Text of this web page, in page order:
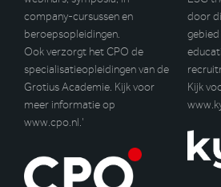
company-cursussen en
beroepsopleidingen.
Ook verzorgt het CPO de
specialisatieopleidingen van de
Grotius Academie. Kijk voor
meer informatie op
www.cpo.nl.’
door
gebied
Kijk